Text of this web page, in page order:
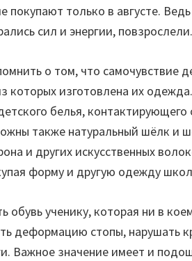
покупают только в августе.
сил и энергии, повзрослели.
о том, что самочувствие
которых изготовлена их
белья, контактирующего
также натуральный шёлк и
и других искусственных
форму и другую одежду
обувь ученику, которая ни в
деформацию стопы, нарушать
Важное значение имеет и